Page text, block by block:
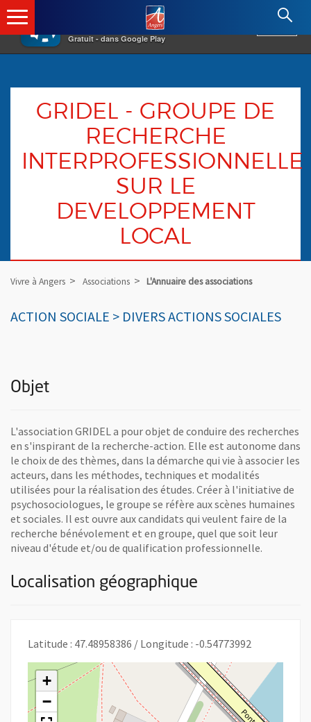
×
Gratuit - dans Google Play
Angers.fr : Retour à l'accueil
GRIDEL - GROUPE DE
RECHERCHE
INTERPROFESSIONNELLE
SUR LE
DEVELOPPEMENT
LOCAL
Vivre à Angers Associations L'Annuaire des associations
ACTION SOCIALE > DIVERS ACTIONS SOCIALES
Objet
L'association GRIDEL a pour objet de conduire des recherches
en s'inspirant de la recherche-action. Elle est autonome dans
le choix de des thèmes, dans la démarche qui vie à associer les
acteurs, dans les méthodes, techniques et modalités
utilisées pour la réalisation des études. Créer à l'initiative de
psychosociologues, le groupe se réfère aux scènes humaines
et sociales. Il est ouvre aux candidats qui veulent faire de la
recherche bénévolement et en groupe, quel que soit leur
niveau d'étude et/ou de qualification professionnelle.
Localisation géographique
Latitude : 47.48958386 / Longitude : -0.54773992
+
−